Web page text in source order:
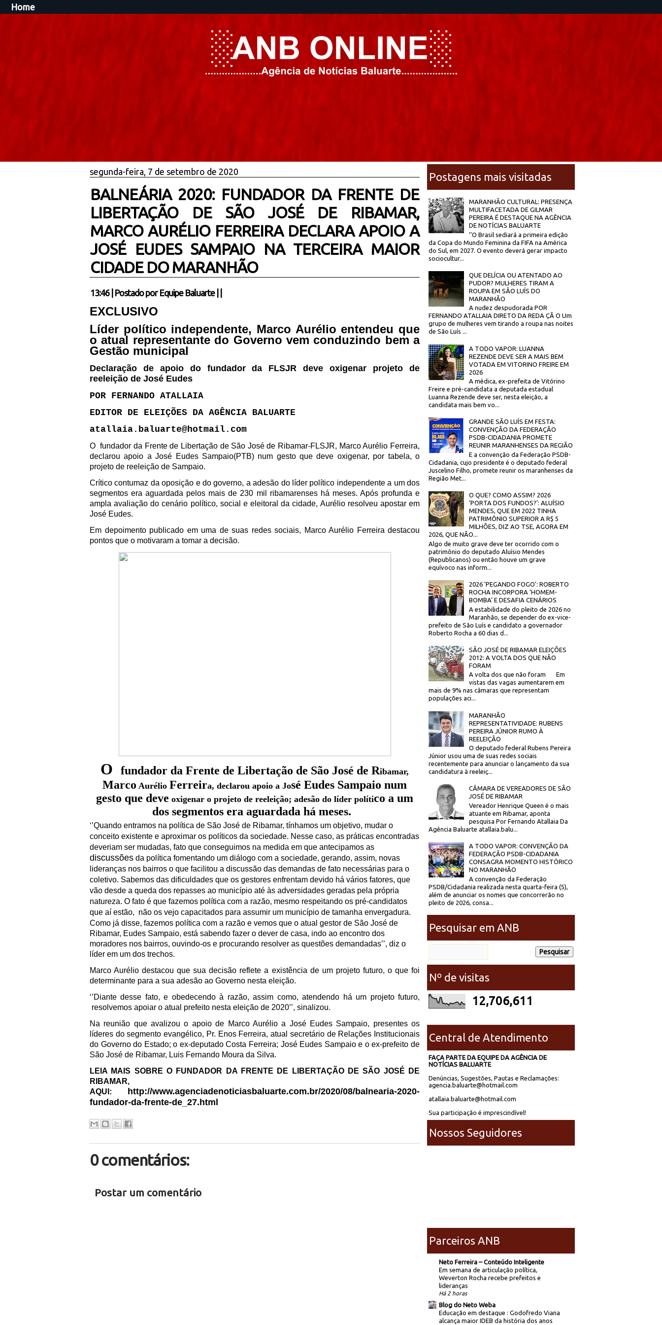
Home
segunda-feira, 7 de setembro de 2020
BALNEÁRIA 2020: FUNDADOR DA FRENTE DE
LIBERTAÇÃO DE SÃO JOSÉ DE RIBAMAR,
MARCO AURÉLIO FERREIRA DECLARA APOIO A
JOSÉ EUDES SAMPAIO NA TERCEIRA MAIOR
CIDADE DO MARANHÃO
13:46| Postado por Equipe Baluarte
EXCLUSIVO
Líder político independente, Marco Aurélio entendeu que
o atual representante do Governo vem conduzindo bem a
Gestão municipal
Declaração de apoio do fundador da FLSJR deve oxigenar projeto de
reeleição de José Eudes
POR FERNANDO ATALLAIA
EDITOR DE ELEIÇÕES DA AGÊNCIA BALUARTE
atallaia.baluarte@hotmail.com
O fundador da Frente de Libertação de São José de Ribamar-FLSJR, Marco Aurélio Ferreira,
declarou apoio a José Eudes Sampaio(PTB) num gesto que deve oxigenar, por tabela, o
projeto de reeleição de Sampaio.
Crítico contumaz da oposição e do governo, a adesão do líder político independente a um dos
segmentos era aguardada pelos mais de 230 mil ribamarenses há meses. Após profunda e
ampla avaliação do cenário político, social e eleitoral da cidade, Aurélio resolveu apostar em
José Eudes.
Em depoimento publicado em uma de suas redes sociais, Marco Aurélio Ferreira destacou
pontos que o motivaram a tomar a decisão.
O fundador da Frente de Libertação de São José de Ribamar,
Marco Aurélio Ferreira, declarou apoio a José Eudes Sampaio num
gesto que deve oxigenar o projeto de reeleição; adesão do líder político a um
dos segmentos era aguardada há meses.
‘’Quando entramos na política de São José de Ribamar, tínhamos um objetivo, mudar o
conceito existente e aproximar os políticos da sociedade. Nesse caso, as práticas encontradas
deveriam ser mudadas, fato que conseguimos na medida em que antecipamos as
discussões da política fomentando um diálogo com a sociedade, gerando, assim, novas
lideranças nos bairros o que facilitou a discussão das demandas de fato necessárias para o
coletivo. Sabemos das dificuldades que os gestores enfrentam devido há vários fatores, que
vão desde a queda dos repasses ao município até às adversidades geradas pela própria
natureza. O fato é que fazemos política com a razão, mesmo respeitando os pré-candidatos
que aí estão, não os vejo capacitados para assumir um município de tamanha envergadura.
Como já disse, fazemos política com a razão e vemos que o atual gestor de São José de
Ribamar, Eudes Sampaio, está sabendo fazer o dever de casa, indo ao encontro dos
moradores nos bairros, ouvindo-os e procurando resolver as questões demandadas’’, diz o
líder em um dos trechos.
Marco Aurélio destacou que sua decisão reflete a existência de um projeto futuro, o que foi
determinante para a sua adesão ao Governo nesta eleição.
‘’Diante desse fato, e obedecendo à razão, assim como, atendendo há um projeto futuro,
resolvemos apoiar o atual prefeito nesta eleição de 2020’’, sinalizou.
Na reunião que avalizou o apoio de Marco Aurélio a José Eudes Sampaio, presentes os
líderes do segmento evangélico, Pr. Enos Ferreira, atual secretário de Relações Institucionais
do Governo do Estado; o ex-deputado Costa Ferreira; José Eudes Sampaio e o ex-prefeito de
São José de Ribamar, Luis Fernando Moura da Silva.
LEIA MAIS SOBRE O FUNDADOR DA FRENTE DE LIBERTAÇÃO DE SÃO JOSÉ DE
RIBAMAR,
AQUI:
http://www.agenciadenoticiasbaluarte.com.br/2020/08/balnearia-2020-
fundador-da-frente-de_27.html
0 comentários:
Postar um comentário
Postagens mais visitadas
MARANHÃO CULTURAL: PRESENÇA
MULTIFACETADA DE GILMAR
PEREIRA É DESTAQUE NA AGÊNCIA
DE NOTÍCIAS BALUARTE
‘’O Brasil sediará a primeira edição
da Copa do Mundo Feminina da FIFA na América
do Sul, em 2027. O evento deverá gerar impacto
sociocultur...
QUE DELÍCIA OU ATENTADO AO
PUDOR? MULHERES TIRAM A
ROUPA EM SÃO LUÍS DO
MARANHÃO
A nudez despudorada POR
FERNANDO ATALLAIA DIRETO DA REDA ÇÃ O Um
grupo de mulheres vem tirando a roupa nas noites
de São Luís ...
A TODO VAPOR: LUANNA
REZENDE DEVE SER A MAIS BEM
VOTADA EM VITORINO FREIRE EM
2026
A médica, ex-prefeita de Vitórino
Freire e pré-candidata a deputada estadual
Luanna Rezende deve ser, nesta eleição, a
candidata mais bem vo...
GRANDE SÃO LUÍS EM FESTA:
CONVENÇÃO DA FEDERAÇÃO
PSDB-CIDADANIA PROMETE
REUNIR MARANHENSES DA REGIÃO
E a convenção da Federação PSDB-
Cidadania, cujo presidente é o deputado federal
Juscelino Filho, promete reunir os maranhenses da
Região Met...
O QUE? COMO ASSIM? 2026
‘PORTA DOS FUNDOS?’: ALUÍSIO
MENDES, QUE EM 2022 TINHA
PATRIMÔNIO SUPERIOR A R$ 5
MILHÕES, DIZ AO TSE, AGORA EM
2026, QUE NÃO...
Algo de muito grave deve ter ocorrido com o
patrimônio do deputado Aluísio Mendes
(Republicanos) ou então houve um grave
equívoco nas inform...
2026 ‘PEGANDO FOGO’: ROBERTO
ROCHA INCORPORA ‘HOMEM-
BOMBA’ E DESAFIA CENÁRIOS
A estabilidade do pleito de 2026 no
Maranhão, se depender do ex-vice-
prefeito de São Luís e candidato a governador
Roberto Rocha a 60 dias d...
SÃO JOSÉ DE RIBAMAR ELEIÇÕES
2012: A VOLTA DOS QUE NÃO
FORAM
A volta dos que não foram Em
vistas das vagas aumentarem em
mais de 9% nas câmaras que representam
populações aci...
MARANHÃO
REPRESENTATIVIDADE: RUBENS
PEREIRA JÚNIOR RUMO À
REELEIÇÃO
O deputado federal Rubens Pereira
Júnior usou uma de suas redes sociais
recentemente para anunciar o lançamento da sua
candidatura à reeleiç...
CÂMARA DE VEREADORES DE SÃO
JOSÉ DE RIBAMAR
Vereador Henrique Queen é o mais
atuante em Ribamar, aponta
pesquisa Por Fernando Atallaia Da
Agência Baluarte atallaia.balu...
A TODO VAPOR: CONVENÇÃO DA
FEDERAÇÃO PSDB-CIDADANIA
CONSAGRA MOMENTO HISTÓRICO
NO MARANHÃO
A convenção da Federação
PSDB/Cidadania realizada nesta quarta-feira (5),
além de anunciar os nomes que concorrerão no
pleito de 2026, consa...
Pesquisar em ANB
Nº de visitas
12,706,611
Central de Atendimento
FAÇA PARTE DA EQUIPE DA AGÊNCIA DE
NOTÍCIAS BALUARTE
Denúncias, Sugestões, Pautas e Reclamações:
agencia.baluarte@hotmail.com
atallaia.baluarte@hotmail.com
Sua participação é imprescindível!
Nossos Seguidores
Parceiros ANB
Neto Ferreira – Conteúdo Inteligente
Em semana de articulação política,
Weverton Rocha recebe prefeitos e
lideranças
Há 2 horas
Blog do Neto Weba
Educação em destaque : Godofredo Viana
alcança maior IDEB da história dos anos